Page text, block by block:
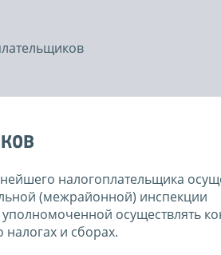
налогоплательщика
(межрайонной) инспекции
осуществлять
и сборах.